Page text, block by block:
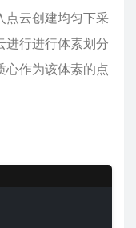
点云创建均匀下采
进行进行体素划分
心作为该体素的点